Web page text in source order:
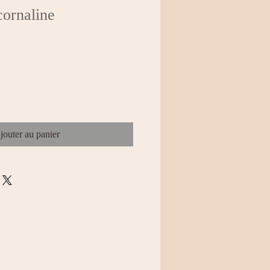
au panier